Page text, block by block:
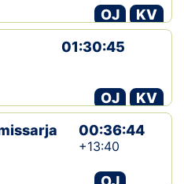
OJ
KV
01:30:45
OJ
KV
00:36:44
+13:40